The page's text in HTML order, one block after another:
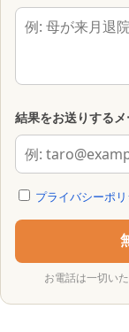
結果をお送りする
プライバシーポ
お電話は一切い